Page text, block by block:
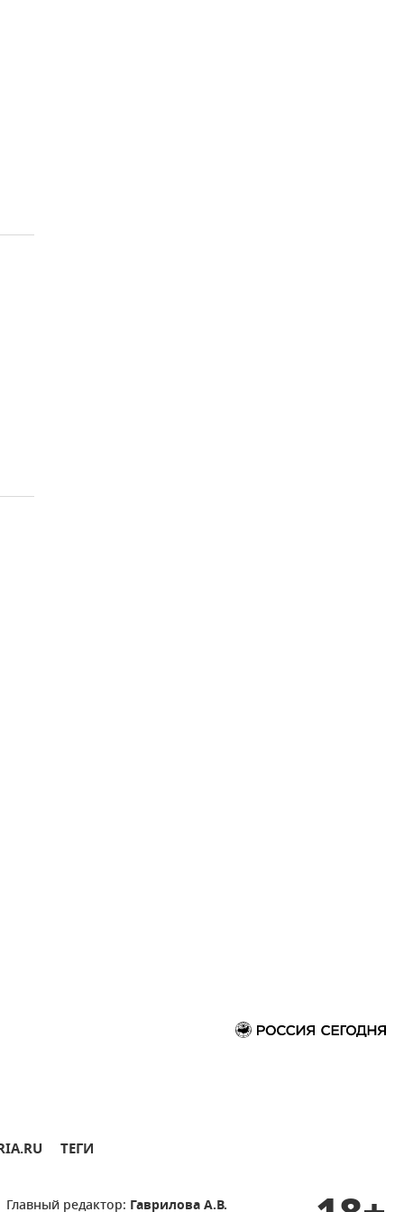
ТЕГИ
Главный редактор: Гаврилова А.В.